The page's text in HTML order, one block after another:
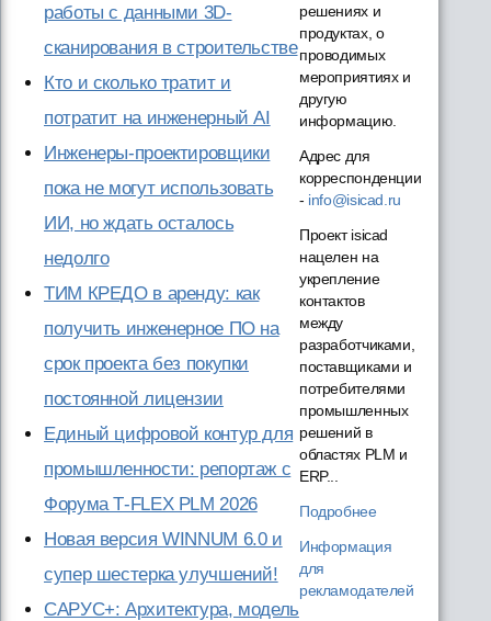
работы с данными 3D-
сканирования в строительстве
Кто и сколько тратит и
потратит на инженерный AI
Инженеры-проектировщики
пока не могут использовать
ИИ, но ждать осталось
недолго
ТИМ КРЕДО в аренду: как
получить инженерное ПО на
срок проекта без покупки
постоянной лицензии
Единый цифровой контур для
промышленности: репортаж с
Форума T‑FLEX PLM 2026
Новая версия WINNUM 6.0 и
супер шестерка улучшений!
САРУС+: Архитектура, модель
решениях и
продуктах, о
проводимых
мероприятиях и
другую
информацию.
Адрес для
корреспонденции
- info@isicad.ru
Проект isicad
нацелен на
укрепление
контактов
между
разработчиками,
поставщиками и
потребителями
промышленных
решений в
областях PLM и
ERP...
Подробнее
Информация
для
рекламодателей